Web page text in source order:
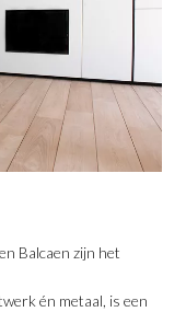
Balcaen zijn het
én metaal, is een